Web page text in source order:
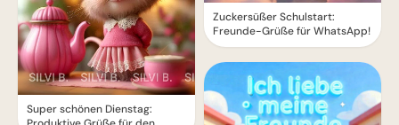
Super schönen Dienstag:
Zuckersüßer Schulstart:
Freunde-Grüße für WhatsApp!